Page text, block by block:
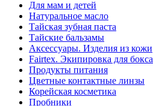
Для мам и детей
Натуральное масло
Тайская зубная паста
Тайские бальзамы
Аксессуары. Изделия из кожи
Fairtex. Экипировка для бокса
Продукты питания
Цветные контактные линзы
Корейская косметика
Пробники